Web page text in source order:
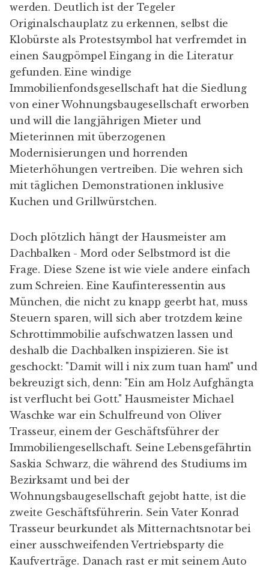
werden. Deutlich ist der Tegeler
Originalschauplatz zu erkennen, selbst die
Klobürste als Protestsymbol hat verfremdet in
einen Saugpömpel Eingang in die Literatur
gefunden. Eine windige
Immobilienfondsgesellschaft hat die Siedlung
von einer Wohnungsbaugesellschaft erworben
und will die langjährigen Mieter und
Mieterinnen mit überzogenen
Modernisierungen und horrenden
Mieterhöhungen vertreiben. Die wehren sich
mit täglichen Demonstrationen inklusive
Kuchen und Grillwürstchen.
Doch plötzlich hängt der Hausmeister am
Dachbalken - Mord oder Selbstmord ist die
Frage. Diese Szene ist wie viele andere einfach
zum Schreien. Eine Kaufinteressentin aus
München, die nicht zu knapp geerbt hat, muss
Steuern sparen, will sich aber trotzdem keine
Schrottimmobilie aufschwatzen lassen und
deshalb die Dachbalken inspizieren. Sie ist
geschockt: "Damit will i nix zum tuan ham!" und
bekreuzigt sich, denn: "Ein am Holz Aufghängta
ist verflucht bei Gott." Hausmeister Michael
Waschke war ein Schulfreund von Oliver
Trasseur, einem der Geschäftsführer der
Immobiliengesellschaft. Seine Lebensgefährtin
Saskia Schwarz, die während des Studiums im
Bezirksamt und bei der
Wohnungsbaugesellschaft gejobt hatte, ist die
zweite Geschäftsführerin. Sein Vater Konrad
Trasseur beurkundet als Mitternachtsnotar bei
einer ausschweifenden Vertriebsparty die
Kaufverträge. Danach rast er mit seinem Auto